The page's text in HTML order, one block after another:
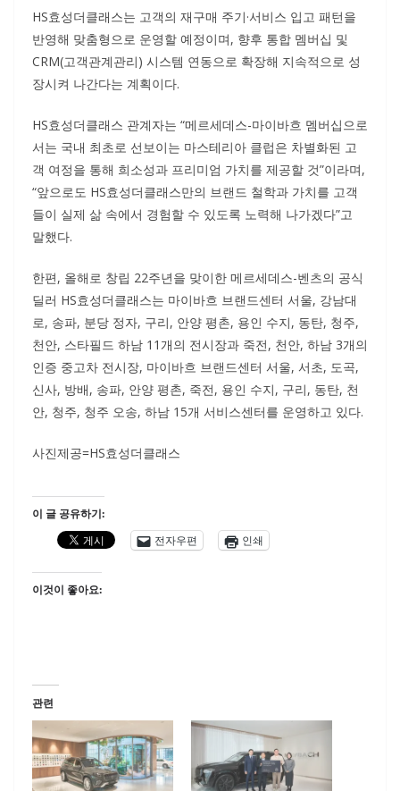
HS효성더클래스는 고객의 재구매 주기·서비스 입고 패턴을
반영해 맞춤형으로 운영할 예정이며, 향후 통합 멤버십 및
CRM(고객관계관리) 시스템 연동으로 확장해 지속적으로 성
장시켜 나간다는 계획이다.
HS효성더클래스 관계자는 “메르세데스-마이바흐 멤버십으로
서는 국내 최초로 선보이는 마스테리아 클럽은 차별화된 고
객 여정을 통해 희소성과 프리미엄 가치를 제공할 것”이라며,
“앞으로도 HS효성더클래스만의 브랜드 철학과 가치를 고객
들이 실제 삶 속에서 경험할 수 있도록 노력해 나가겠다”고
말했다.
한편, 올해로 창립 22주년을 맞이한 메르세데스-벤츠의 공식
딜러 HS효성더클래스는 마이바흐 브랜드센터 서울, 강남대
로, 송파, 분당 정자, 구리, 안양 평촌, 용인 수지, 동탄, 청주,
천안, 스타필드 하남 11개의 전시장과 죽전, 천안, 하남 3개의
인증 중고차 전시장, 마이바흐 브랜드센터 서울, 서초, 도곡,
신사, 방배, 송파, 안양 평촌, 죽전, 용인 수지, 구리, 동탄, 천
안, 청주, 청주 오송, 하남 15개 서비스센터를 운영하고 있다.
사진제공=HS효성더클래스
이 글 공유하기:
전자우편
인쇄
이것이 좋아요:
관련